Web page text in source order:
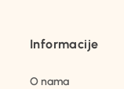
Informacije
O nama